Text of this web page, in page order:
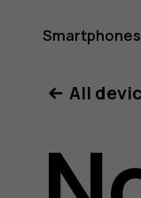
6.2
Smartphones
All